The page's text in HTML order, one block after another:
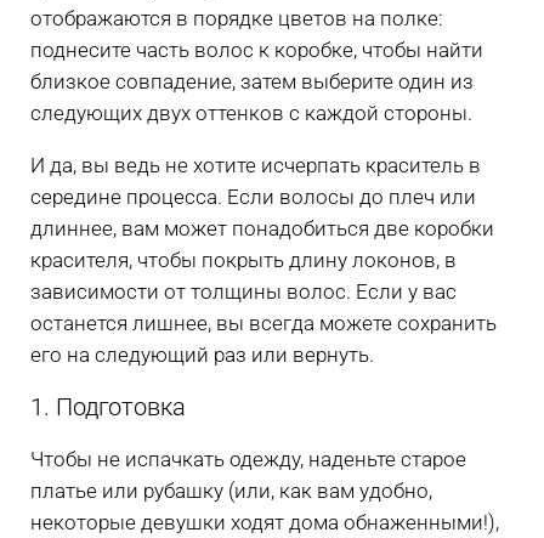
отображаются в порядке цветов на полке:
поднесите часть волос к коробке, чтобы найти
близкое совпадение, затем выберите один из
следующих двух оттенков с каждой стороны.
И да, вы ведь не хотите исчерпать краситель в
середине процесса. Если волосы до плеч или
длиннее, вам может понадобиться две коробки
красителя, чтобы покрыть длину локонов, в
зависимости от толщины волос. Если у вас
останется лишнее, вы всегда можете сохранить
его на следующий раз или вернуть.
1. Подготовка
Чтобы не испачкать одежду, наденьте старое
платье или рубашку (или, как вам удобно,
некоторые девушки ходят дома обнаженными!),